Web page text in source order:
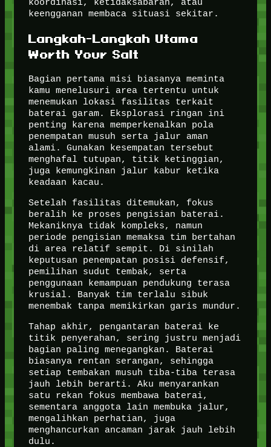
koordinasi, ketidaksabaran, atau
keengganan membaca situasi sekitar.
Langkah-Langkah Utama
Worth Your Salt
Bagian pertama misi biasanya meminta
kamu menelusuri area tertentu untuk
menemukan lokasi fasilitas terkait
baterai garam. Eksplorasi ringan ini
penting karena memperkenalkan pola
penempatan musuh serta jalur aman
alami. Gunakan kesempatan tersebut
menghafal tutupan, titik ketinggian,
juga kemungkinan jalur kabur ketika
keadaan kacau.
Setelah fasilitas ditemukan, fokus
beralih ke proses pengisian baterai.
Mekaniknya tidak kompleks, namun
periode pengisian memaksa tim bertahan
di area relatif sempit. Di sinilah
keputusan penempatan posisi defensif,
pemilihan sudut tembak, serta
penggunaan kemampuan pendukung terasa
krusial. Banyak tim terlalu sibuk
menembak tanpa memikirkan garis mundur.
Tahap akhir, pengantaran baterai ke
titik penyerahan, sering justru menjadi
bagian paling menegangkan. Baterai
biasanya rentan serangan, sehingga
setiap tembakan musuh tiba-tiba terasa
jauh lebih berarti. Aku menyarankan
satu rekan fokus membawa baterai,
sementara anggota lain membuka jalur,
mengalihkan perhatian, juga
menghancurkan ancaman jarak jauh lebih
dulu.